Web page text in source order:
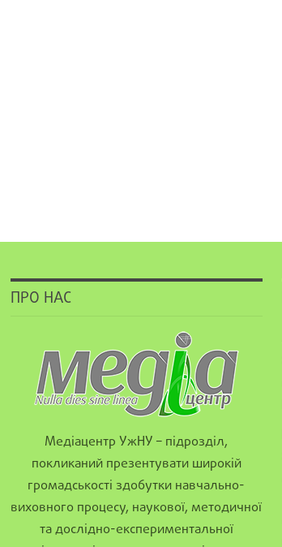
ПРО НАС
Медіацентр УжНУ – підрозділ,
покликаний презентувати широкій
громадськості здобутки навчально-
виховного процесу, наукової, методичної
та дослідно-експериментальної